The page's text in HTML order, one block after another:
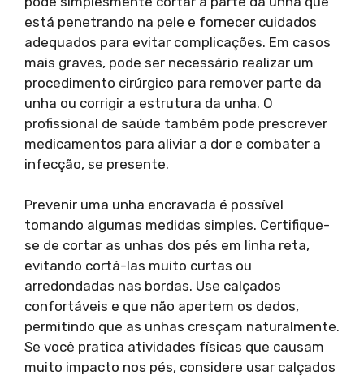
está penetrando na pele e fornecer cuidados
adequados para evitar complicações. Em casos
mais graves, pode ser necessário realizar um
procedimento cirúrgico para remover parte da
unha ou corrigir a estrutura da unha. O
profissional de saúde também pode prescrever
medicamentos para aliviar a dor e combater a
infecção, se presente.
Prevenir uma unha encravada é possível
tomando algumas medidas simples. Certifique-
se de cortar as unhas dos pés em linha reta,
evitando cortá-las muito curtas ou
arredondadas nas bordas. Use calçados
confortáveis e que não apertem os dedos,
permitindo que as unhas cresçam naturalmente.
Se você pratica atividades físicas que causam
muito impacto nos pés, considere usar calçados